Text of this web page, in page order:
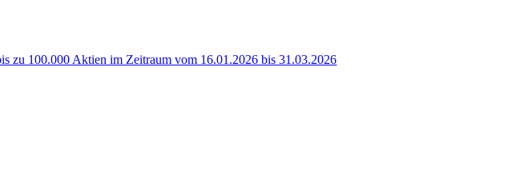
zu 100.000 Aktien im Zeitraum vom 16.01.2026 bis 31.03.2026